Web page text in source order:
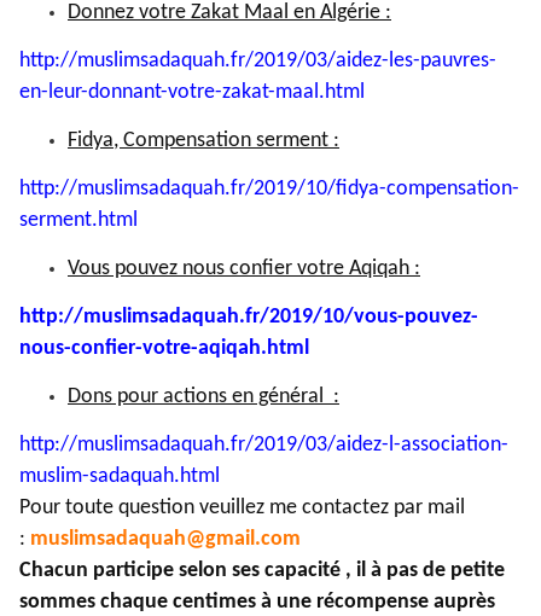
Donnez votre Zakat Maal en Algérie :
http://muslimsadaquah.fr/2019/03/aidez-les-pauvres-
en-leur-donnant-votre-zakat-maal.html
Fidya, Compensation serment :
http://muslimsadaquah.fr/2019/10/fidya-compensation-
serment.html
Vous pouvez nous confier votre Aqiqah :
http://muslimsadaquah.fr/2019/10/vous-pouvez-
nous-confier-votre-aqiqah.html
Dons pour actions en général :
http://muslimsadaquah.fr/2019/03/aidez-l-association-
muslim-sadaquah.html
Pour toute question veuillez me contactez par mail
: muslimsadaquah@gmail.com
Chacun participe selon ses capacité , il à pas de petite
sommes chaque centimes à une récompense auprès